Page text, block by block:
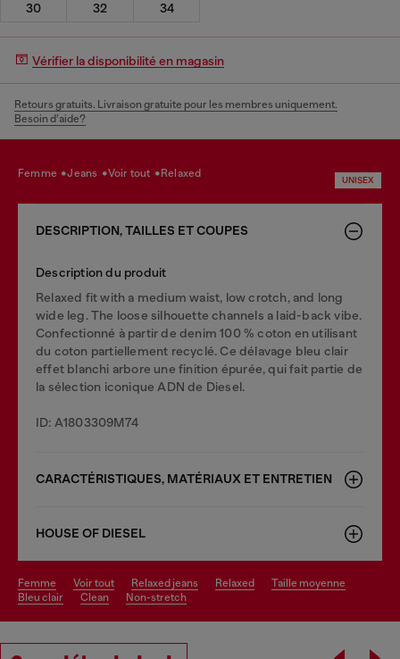
30 32 34
Vérifier la disponibilité en magasin
Retours gratuits. Livraison gratuite pour les membres uniquement.
Besoin d’aide?
femme jeans voir tout relaxed
UNISEX
DESCRIPTION, TAILLES ET COUPES
Description du produit
Relaxed fit with a medium waist, low crotch, and long
wide leg. The loose silhouette channels a laid-back vibe.
Confectionné à partir de denim 100 % coton en utilisant
du coton partiellement recyclé. Ce délavage bleu clair
effet blanchi arbore une finition épurée, qui fait partie de
la sélection iconique ADN de Diesel.
ID: A1803309M74
CARACTÉRISTIQUES, MATÉRIAUX ET ENTRETIEN
HOUSE OF DIESEL
femme voir tout relaxed jeans relaxed
taille moyenne
bleu clair
clean non-stretch